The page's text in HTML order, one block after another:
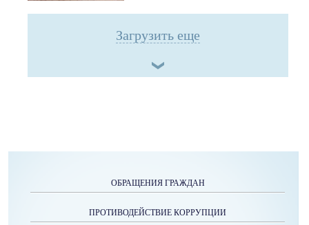
Загрузить еще
ОБРАЩЕНИЯ ГРАЖДАН
ПРОТИВОДЕЙСТВИЕ КОРРУПЦИИ